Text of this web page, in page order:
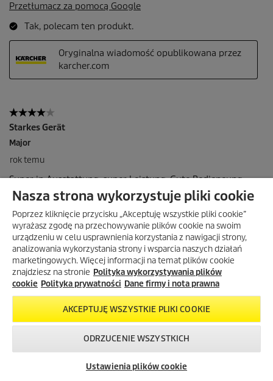
sklepie
internetowym
Nasza strona wykorzystuje pliki cookie
Poprzez kliknięcie przycisku „Akceptuję wszystkie pliki cookie”
wyrażasz zgodę na przechowywanie plików cookie na swoim
urządzeniu w celu usprawnienia korzystania z nawigacji strony,
analizowania wykorzystania strony i wsparcia naszych działań
marketingowych. Więcej informacji na temat plików cookie
znajdziesz na stronie Polityka wykorzystywania plików
cookie Polityka prywatności Dane firmy i nota prawna
AKCEPTUJĘ WSZYSTKIE PLIKI COOKIE
ODRZUCENIE WSZYSTKICH
Ustawienia plików cookie